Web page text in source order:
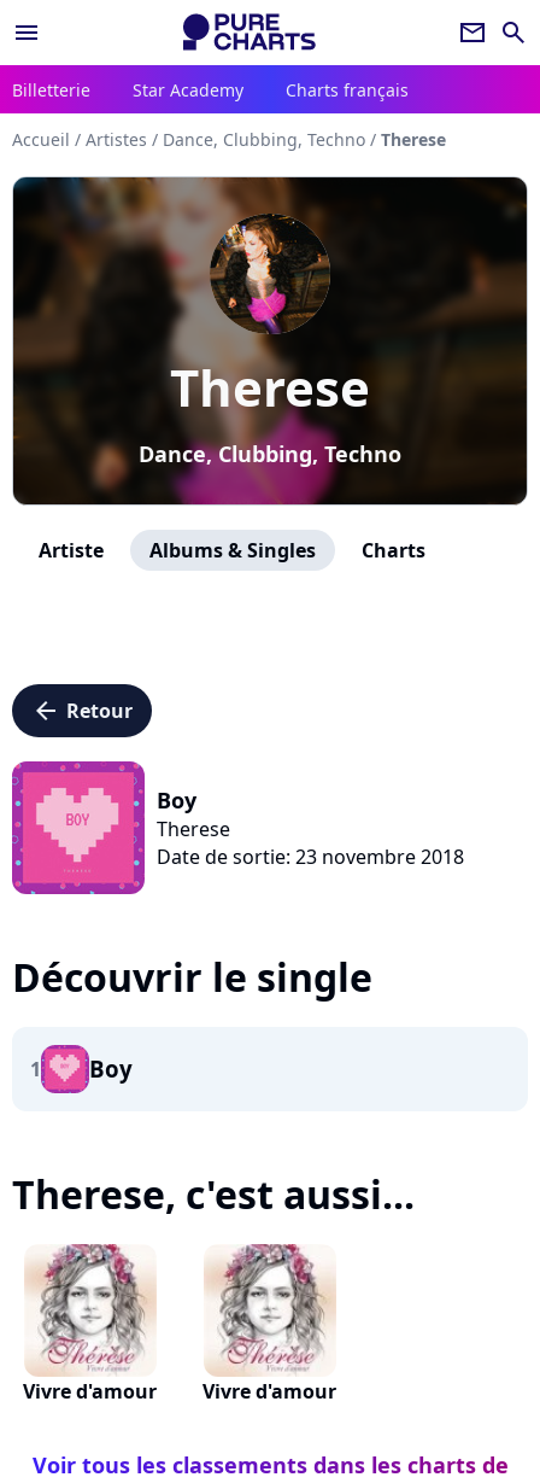
menu newsletter search
Billetterie Star Academy Charts français
Accueil / Artistes / Dance, Clubbing, Techno / Therese
Therese
Dance, Clubbing, Techno
Artiste Albums & Singles Charts
arrow_left Retour
Boy
Therese
Date de sortie: 23 novembre 2018
Découvrir le single
1 Boy
Therese, c'est aussi...
Vivre d'amour Vivre d'amour
Voir tous les classements dans les charts de